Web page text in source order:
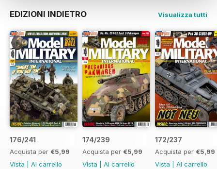
EDIZIONI INDIETRO Visualizza tutti
176/241
Acquista per €5,99
Vista
Al carrello
174/239
Acquista per €5,99
Vista
Al carrello
172/237
Acquista per €5,99
Vista
Al carrello